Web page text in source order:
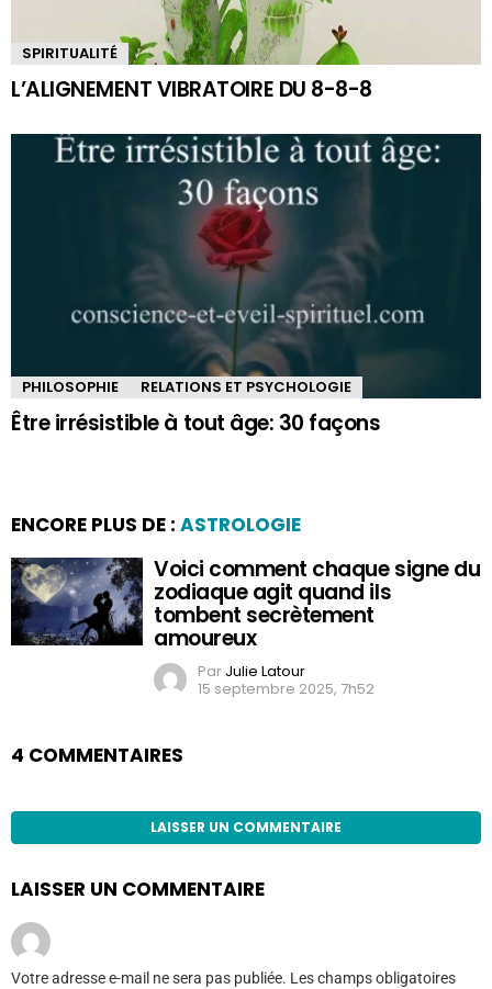
SPIRITUALITÉ
L’ALIGNEMENT VIBRATOIRE DU 8-8-8
PHILOSOPHIE RELATIONS ET PSYCHOLOGIE
Être irrésistible à tout âge: 30 façons
ENCORE PLUS DE : ASTROLOGIE
Voici comment chaque signe du
zodiaque agit quand ils
tombent secrètement
amoureux
Par Julie Latour
15 septembre 2025, 7h52
4 COMMENTAIRES
LAISSER UN COMMENTAIRE
LAISSER UN COMMENTAIRE
Votre adresse e-mail ne sera pas publiée. Les champs obligatoires